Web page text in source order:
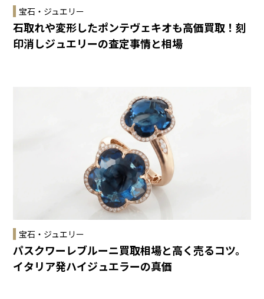
宝石・ジュエリー
石取れや変形したポンテヴェキオも高価買取！刻
印消しジュエリーの査定事情と相場
宝石・ジュエリー
パスクワーレブルーニ買取相場と高く売るコツ。
イタリア発ハイジュエラーの真価